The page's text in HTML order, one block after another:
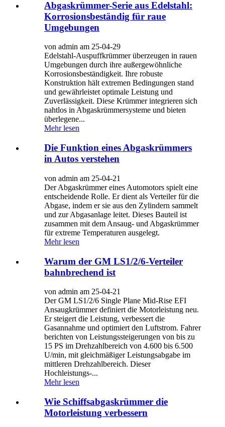
Abgaskrümmer-Serie aus Edelstahl:
Korrosionsbeständig für raue
Umgebungen
von admin am 25-04-29
Edelstahl-Auspuffkrümmer überzeugen in rauen
Umgebungen durch ihre außergewöhnliche
Korrosionsbeständigkeit. Ihre robuste
Konstruktion hält extremen Bedingungen stand
und gewährleistet optimale Leistung und
Zuverlässigkeit. Diese Krümmer integrieren sich
nahtlos in Abgaskrümmersysteme und bieten
überlegene...
Mehr lesen
Die Funktion eines Abgaskrümmers
in Autos verstehen
von admin am 25-04-21
Der Abgaskrümmer eines Automotors spielt eine
entscheidende Rolle. Er dient als Verteiler für die
Abgase, indem er sie aus den Zylindern sammelt
und zur Abgasanlage leitet. Dieses Bauteil ist
zusammen mit dem Ansaug- und Abgaskrümmer
für extreme Temperaturen ausgelegt.
Mehr lesen
Warum der GM LS1/2/6-Verteiler
bahnbrechend ist
von admin am 25-04-21
Der GM LS1/2/6 Single Plane Mid-Rise EFI
Ansaugkrümmer definiert die Motorleistung neu.
Er steigert die Leistung, verbessert die
Gasannahme und optimiert den Luftstrom. Fahrer
berichten von Leistungssteigerungen von bis zu
15 PS im Drehzahlbereich von 4.600 bis 6.500
U/min, mit gleichmäßiger Leistungsabgabe im
mittleren Drehzahlbereich. Dieser
Hochleistungs-...
Mehr lesen
Wie Schiffsabgaskrümmer die
Motorleistung verbessern